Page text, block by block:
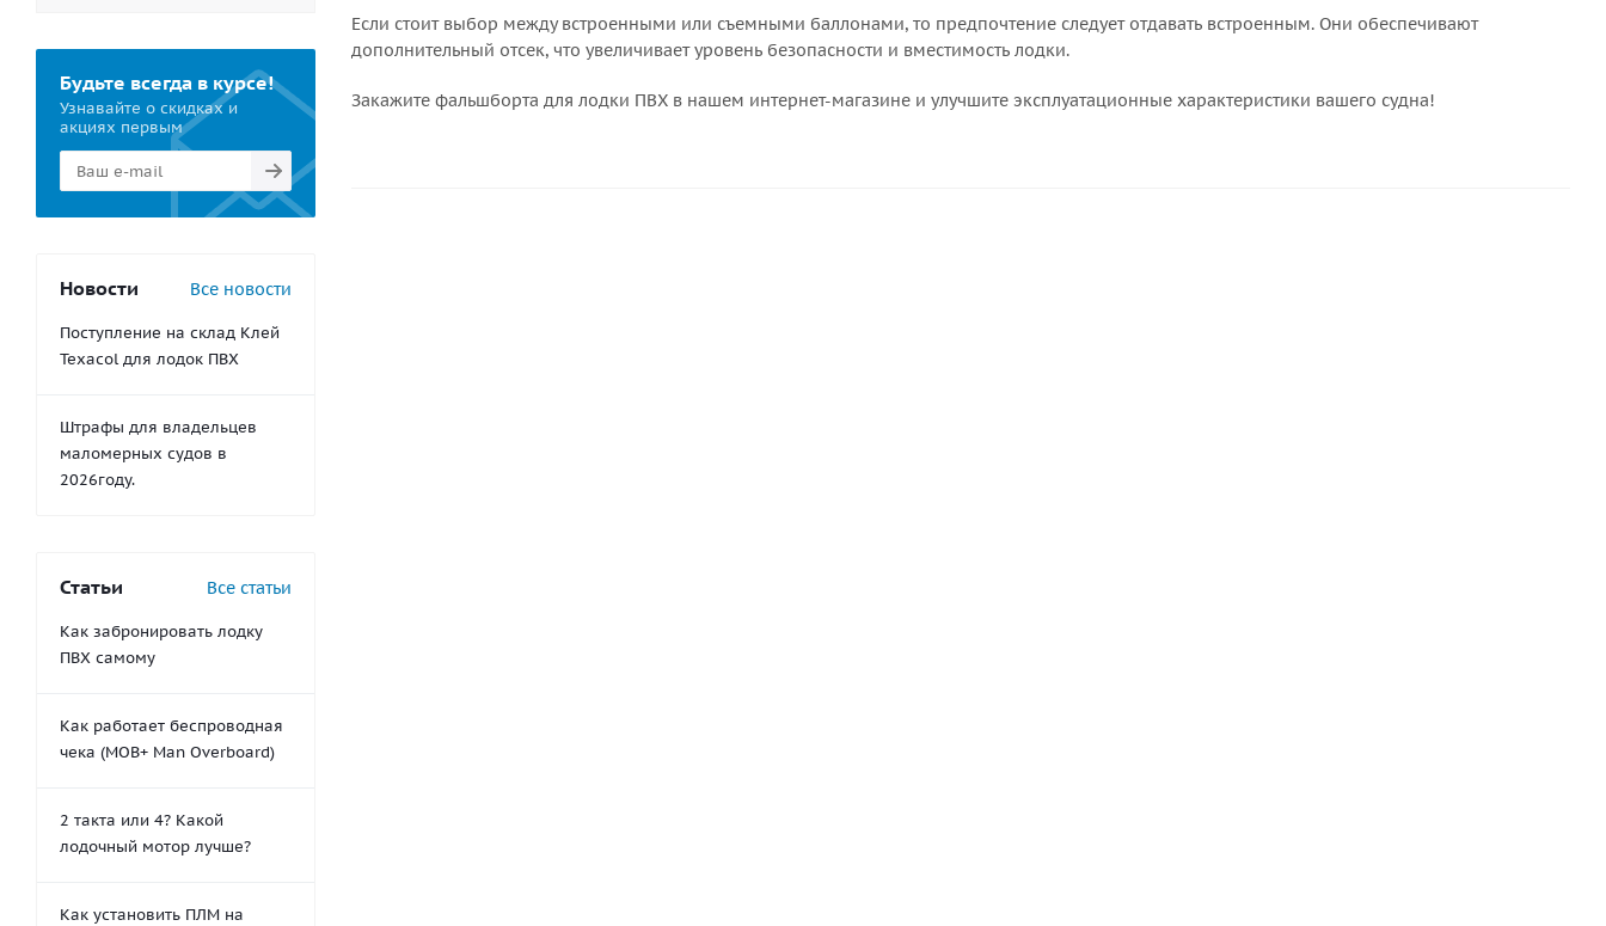
Если стоит выбор между встроенными или съемными баллонами, то предпочтение следует отдавать встроенным. Они обеспечивают
дополнительный отсек, что увеличивает уровень безопасности и вместимость лодки.
Закажите фальшборта для лодки ПВХ в нашем интернет-магазине и улучшите эксплуатационные характеристики вашего судна!
Будьте всегда в курсе!
Узнавайте о скидках и
акциях первым
Новости Все новости
Поступление на склад Клей
Texacol для лодок ПВХ
Штрафы для владельцев
маломерных судов в
2026году.
Статьи Все статьи
Как забронировать лодку
ПВХ самому
Как работает беспроводная
чека (MOB+ Man Overboard)
2 такта или 4? Какой
лодочный мотор лучше?
Как установить ПЛМ на